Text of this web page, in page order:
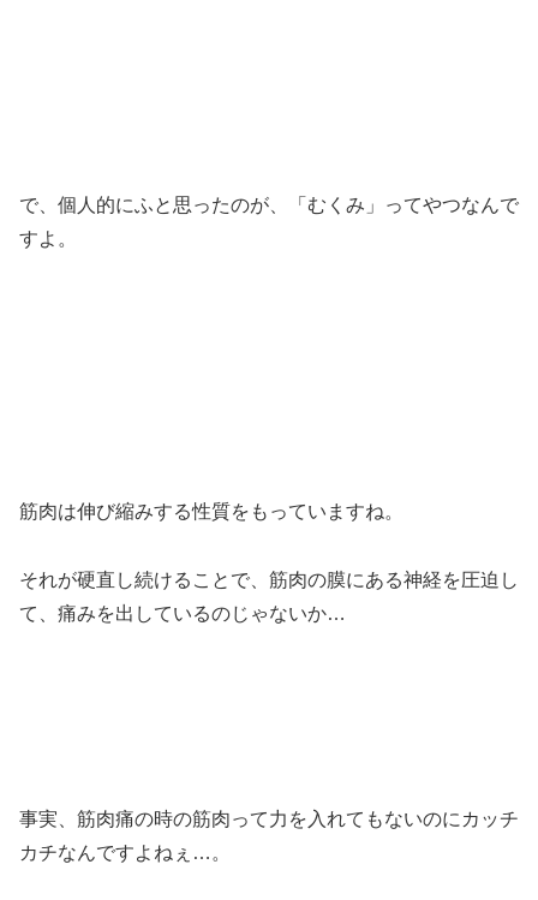
で、個人的にふと思ったのが、「むくみ」ってやつなんで
すよ。
筋肉は伸び縮みする性質をもっていますね。
それが硬直し続けることで、筋肉の膜にある神経を圧迫し
て、痛みを出しているのじゃないか…
事実、筋肉痛の時の筋肉って力を入れてもないのにカッチ
カチなんですよねぇ…。